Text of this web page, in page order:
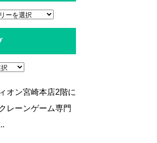
オン宮崎本店2階に
レーンゲーム専門